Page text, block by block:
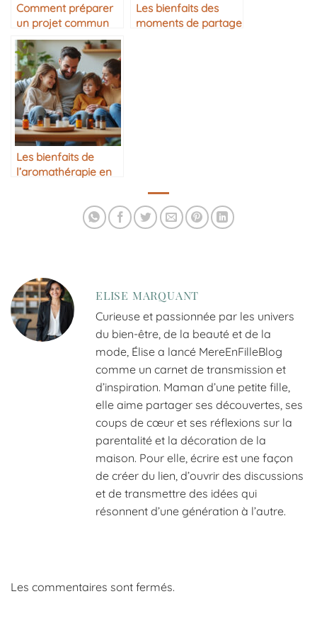
Comment préparer
un projet commun
en famille
Les bienfaits des
moments de partage
Les bienfaits de
l’aromathérapie en
ELISE MARQUANT
Curieuse et passionnée par les univers
du bien-être, de la beauté et de la
mode, Élise a lancé MereEnFilleBlog
comme un carnet de transmission et
d’inspiration. Maman d’une petite fille,
elle aime partager ses découvertes, ses
coups de cœur et ses réflexions sur la
parentalité et la décoration de la
maison. Pour elle, écrire est une façon
de créer du lien, d’ouvrir des discussions
et de transmettre des idées qui
résonnent d’une génération à l’autre.
Les commentaires sont fermés.